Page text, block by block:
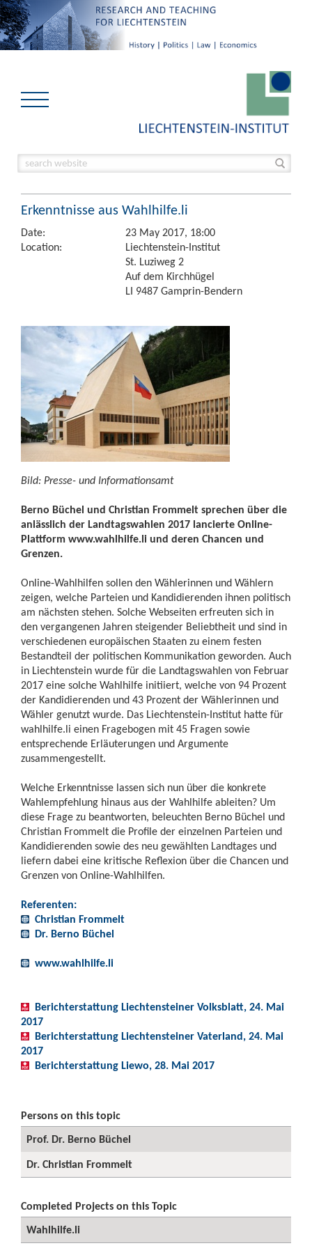
Erkenntnisse aus Wahlhilfe.li
Date:
23 May 2017, 18:00
Location:
Liechtenstein-Institut
St. Luziweg 2
Auf dem Kirchhügel
LI 9487 Gamprin-Bendern
Bild: Presse- und Informationsamt
Berno Büchel und Christian Frommelt sprechen über die
anlässlich der Landtagswahlen 2017 lancierte Online-
Plattform www.wahlhilfe.li und deren Chancen und
Grenzen.
Online-Wahlhilfen sollen den Wählerinnen und Wählern
zeigen, welche Parteien und Kandidierenden ihnen politisch
am nächsten stehen. Solche Webseiten erfreuten sich in
den vergangenen Jahren steigender Beliebtheit und sind in
verschiedenen europäischen Staaten zu einem festen
Bestandteil der politischen Kommunikation geworden. Auch
in Liechtenstein wurde für die Landtagswahlen von Februar
2017 eine solche Wahlhilfe initiiert, welche von 94 Prozent
der Kandidierenden und 43 Prozent der Wählerinnen und
Wähler genutzt wurde. Das Liechtenstein-Institut hatte für
wahlhilfe.li einen Fragebogen mit 45 Fragen sowie
entsprechende Erläuterungen und Argumente
zusammengestellt.
Welche Erkenntnisse lassen sich nun über die konkrete
Wahlempfehlung hinaus aus der Wahlhilfe ableiten? Um
diese Frage zu beantworten, beleuchten Berno Büchel und
Christian Frommelt die Profile der einzelnen Parteien und
Kandidierenden sowie des neu gewählten Landtages und
liefern dabei eine kritische Reflexion über die Chancen und
Grenzen von Online-Wahlhilfen.
Referenten:
Christian Frommelt
Dr. Berno Büchel
www.wahlhilfe.li
Berichterstattung Liechtensteiner Volksblatt, 24. Mai
2017
Berichterstattung Liechtensteiner Vaterland, 24. Mai
2017
Berichterstattung Liewo, 28. Mai 2017
Persons on this topic
Prof. Dr. Berno Büchel
Dr. Christian Frommelt
Completed Projects on this Topic
Wahlhilfe.li